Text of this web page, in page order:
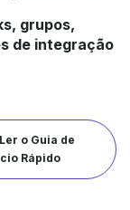
grupos,
de integração
Ler o Guia de
Rápido